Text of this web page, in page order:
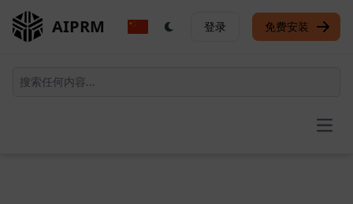
AIPRM 登录 免费安装